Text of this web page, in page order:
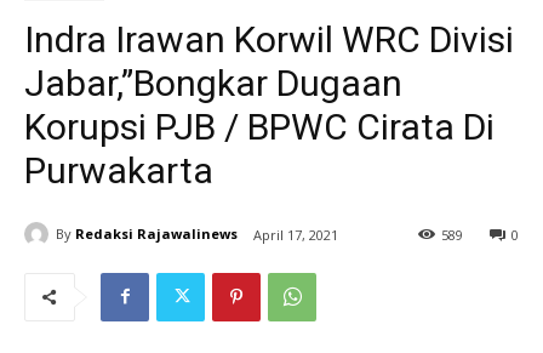
Indra Irawan Korwil WRC Divisi
Jabar,”Bongkar Dugaan
Korupsi PJB / BPWC Cirata Di
Purwakarta
By Redaksi Rajawalinews April 17, 2021 0
589